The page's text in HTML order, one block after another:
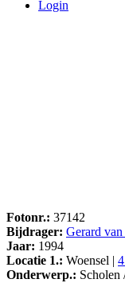
Login
Fotonr.: 37142
Bijdrager: Gerard
Jaar: 1994
Locatie 1.: Woensel |
Onderwerp.: Scholen